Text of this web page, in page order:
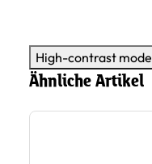
High-contrast mode
Ähnliche Artikel